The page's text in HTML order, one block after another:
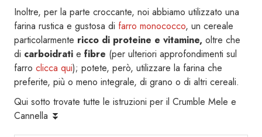
Inoltre, per la parte croccante, noi abbiamo utilizzato una
farina rustica e gustosa di farro monococco, un cereale
particolarmente ricco di proteine e vitamine, oltre che
di carboidrati e fibre (per ulteriori approfondimenti sul
farro clicca qui); potete, però, utilizzare la farina che
preferite, più o meno integrale, di grano o di altri cereali.
Qui sotto trovate tutte le istruzioni per il Crumble Mele e
Cannella ⏬